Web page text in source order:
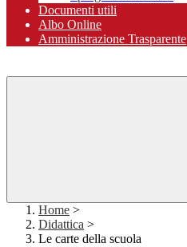
Documenti utili
Albo Online
Amministrazione Trasparente
Home >
Didattica >
Le carte della scuola